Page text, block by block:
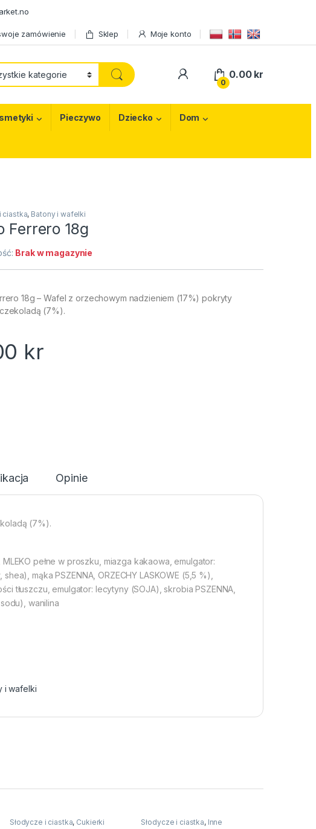
zamówienie Sklep Moje konto
My Account
0
0.00 kr
Pieczywo Dziecko Dom
ciastka, Batony i wafelki
Ferrero 18g
Brak w magazynie
18g – Wafel z orzechowym nadzieniem (17%) pokryty
(7%).
kr
Opinie
(7%).
pełne w proszku, miazga kakaowa, emulgator:
mąka PSZENNA, ORZECHY LASKOWE (5,5 %),
tłuszczu, emulgator: lecytyny (SOJA), skrobia PSZENNA,
wanilina
i wafelki
Słodycze i ciastka, Cukierki Słodycze i ciastka, Inne